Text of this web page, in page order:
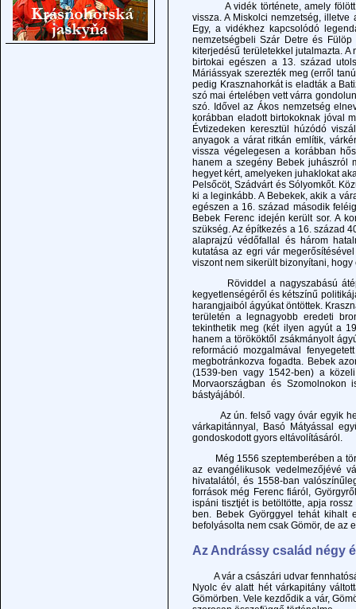
A vidék története, amely fölött
vissza. A Miskolci nemzetség,
Egy, a vidékhez kapcsolódó
nemzetségbeli Szár Detre és
kiterjedésű területekkel jutalmazta.
birtokai egészen a 13. század
Máriássyak szerezték meg (erről
pedig Krasznahorkát is eladták a
szó mai értelében vett várra
szó. Idővel az Ákos nemzetség
korábban eladott birtokoknak jóval
Évtizedeken keresztül húzódó
anyagok a várat ritkán említik,
vissza végelegesen a korábban
hanem a szegény Bebek juhászról
hegyet kért, amelyeken juhaklokat
Pelsőcöt, Szádvárt és Sólyomkőt.
ki a leginkább. A Bebekek, akik a
egészen a 16. század második
Bebek Ferenc idején került sor. A
szükség. Az építkezés a 16. század
alaprajzú védőfallal és három
kutatása az egri vár
viszont nem sikerült bizonyítani,
Röviddel a nagyszabású
kegyetlenségéről és kétszínű
harangjaiból ágyúkat öntöttek.
területén a legnagyobb eredeti
tekinthetik meg (két ilyen agyút a
hanem a törököktől zsákmányolt
reformáció mozgalmával
megbotránkozva fogadta. Bebek
(1539-ben vagy 1542-ben) a
Morvaországban és
bástyájából.
Az ún. felső vagy óvár egyik
várkapitánnyal, Basó Mátyással
gondoskodott gyors eltávolításáról.
Még 1556 szeptemberében a
az evangélikusok vedelmezőjévé
hivatalától, és 1558-ban
források még Ferenc fiáról,
ispáni tisztjét is betöltötte, apja
ben. Bebek Györggyel tehát kihalt
befolyásolta nem csak Gömör, de az
Az Andrássy család négy
A vár a császári udvar
Nyolc év alatt hét várkapitány
Gömörben. Vele kezdődik a vár,